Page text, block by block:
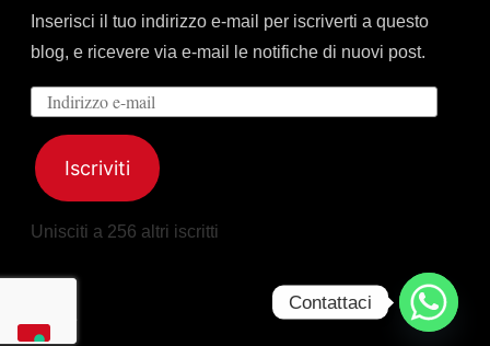
Inserisci il tuo indirizzo e-mail per iscriverti a questo
blog, e ricevere via e-mail le notifiche di nuovi post.
Indirizzo
mail
Iscriviti
Unisciti a 256 altri iscritti
Contattaci